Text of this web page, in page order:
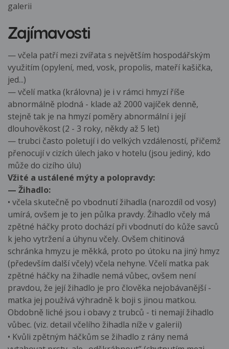
galerii
Zajímavosti
— včela patří mezi zvířata s největším hospodářským
využitím (opylení, med, vosk, propolis, mateří kašička,
jed...)
— včelí matka (královna) je i v rámci hmyzí říše
abnormálně plodná - klade až 2000 vajíček denně,
stejně tak je na hmyzí poměry abnormální i její
dlouhověkost (2 - 3 roky, někdy až 5 let)
— trubci často poletují i do velkých vzdáleností, přičemž
přenocují v cizích úlech jako v hotelu (jsou jediný, kdo
může do cizího úlu)
Vžité a ustálené mýty a polopravdy:
— Žihadlo:
• včela skutečně po vbodnutí žihadla (narozdíl od vosy)
umírá, ovšem je to jen půlka pravdy. Žihadlo včely má
zpětné háčky proto dochází při vbodnutí do kůže savců
k jeho vytržení a úhynu včely. Ovšem chitinová
schránka hmyzu je měkká, proto po útoku na jiný hmyz
(především další včely) včela nehyne. Včelí matka pak
zpětné háčky na žihadle nemá vůbec, ovšem není
pravdou, že její žihadlo je pro člověka nejobávanější -
matka jej používá výhradně k boji s jinou matkou.
Obdobně liché jsou i obavy z trubců - ti nemají žihadlo
vůbec. (viz. detail včelího žihadla níže v galerii)
• Kvůli zpětným háčkům se žihadlo z rány nemá